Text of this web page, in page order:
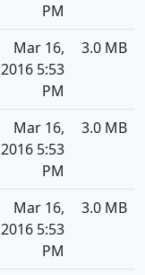
PM
Mar 16,
2016 5:53
PM
3.0 MB
Mar 16,
2016 5:53
PM
3.0 MB
Mar 16,
2016 5:53
PM
3.0 MB